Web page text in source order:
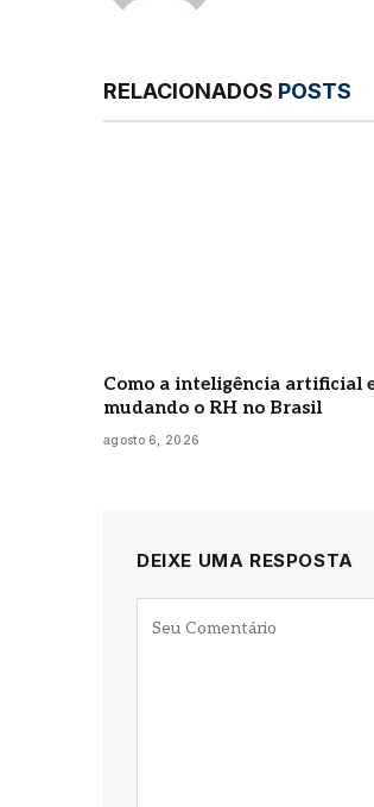
RELACIONADOS POSTS
Como a inteligência artificial
mudando o RH no Brasil
agosto 6, 2026
DEIXE UMA RESPOSTA